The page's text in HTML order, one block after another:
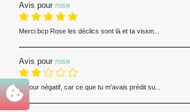
Avis pour rose
Merci bcp Rose les déclics sont là et ta vision...
Avis pour rose
Retour négatif, car ce que tu m'avais prédit su...